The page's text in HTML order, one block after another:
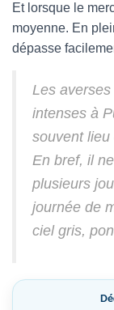
Et lorsque le
moyenne. En
dépasse
Les
intenses à
souvent lieu
En bref, il
plusieurs
journée de
ciel gris,